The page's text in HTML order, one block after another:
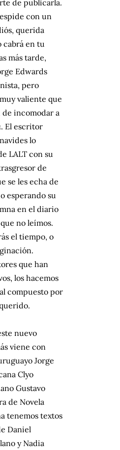
de publicarla.
con un
querida
cabrá en tu
más tarde,
Edwards
pero
valiente que
incomodar a
. El escritor
lo
LALT con su
de
se les echa de
esperando su
en el diario
no leímos.
el tiempo, o
que han
los hacemos
compuesto por
nuevo
viene con
Jorge
Clyo
Gustavo
de Novela
tenemos textos
Daniel
y Nadia